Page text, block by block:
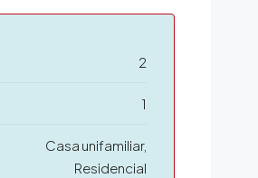
2
1
Casa unifamiliar,
Residencial